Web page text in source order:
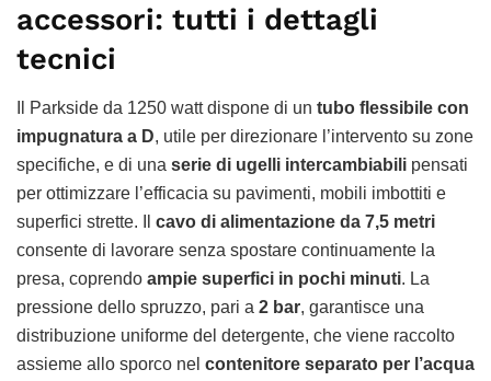
accessori: tutti i dettagli
tecnici
Il Parkside da 1250 watt dispone di un tubo flessibile con
impugnatura a D, utile per direzionare l’intervento su zone
specifiche, e di una serie di ugelli intercambiabili pensati
per ottimizzare l’efficacia su pavimenti, mobili imbottiti e
superfici strette. Il cavo di alimentazione da 7,5 metri
consente di lavorare senza spostare continuamente la
presa, coprendo ampie superfici in pochi minuti. La
pressione dello spruzzo, pari a 2 bar, garantisce una
distribuzione uniforme del detergente, che viene raccolto
assieme allo sporco nel contenitore separato per l’acqua